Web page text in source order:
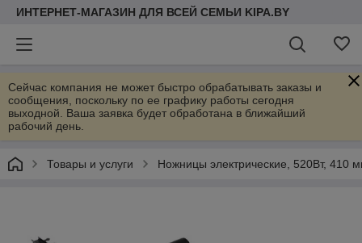
ИНТЕРНЕТ-МАГАЗИН ДЛЯ ВСЕЙ СЕМЬИ KIPA.BY
Сейчас компания не может быстро обрабатывать заказы и
сообщения, поскольку по ее графику работы сегодня
выходной. Ваша заявка будет обработана в ближайший
рабочий день.
Товары и услуги Ножницы электрические, 520Вт, 410